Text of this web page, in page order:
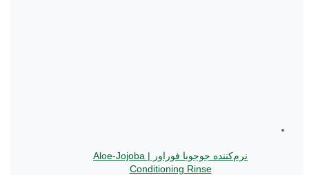
نرم‌کننده جوجوبا فوراور | Aloe-Jojoba
Conditioning Rinse